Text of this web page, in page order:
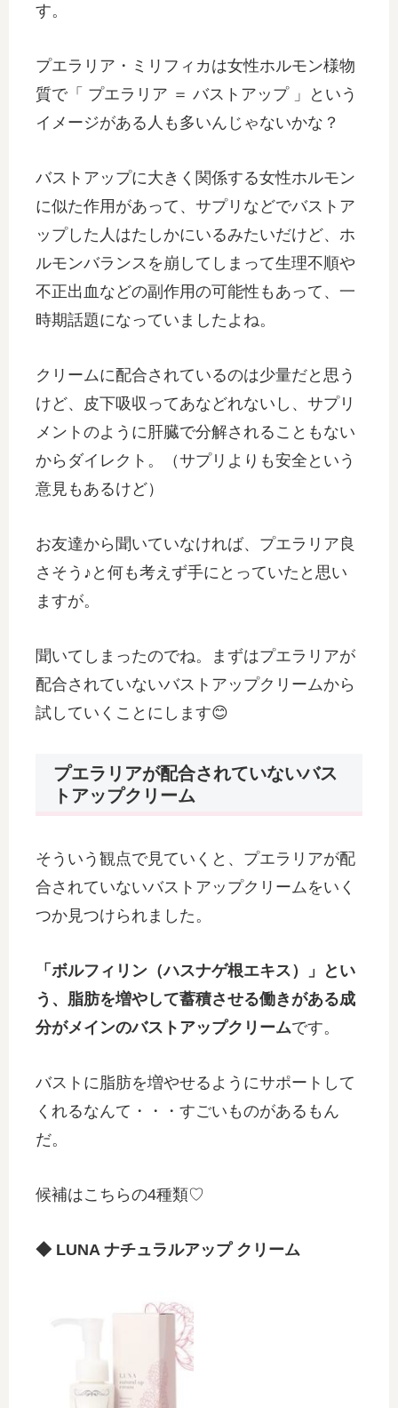
す。
プエラリア・ミリフィカは女性ホルモン様物
質で「 プエラリア ＝ バストアップ 」という
イメージがある人も多いんじゃないかな？
バストアップに大きく関係する女性ホルモン
に似た作用があって、サプリなどでバストア
ップした人はたしかにいるみたいだけど、ホ
ルモンバランスを崩してしまって生理不順や
不正出血などの副作用の可能性もあって、一
時期話題になっていましたよね。
クリームに配合されているのは少量だと思う
けど、皮下吸収ってあなどれないし、サプリ
メントのように肝臓で分解されることもない
からダイレクト。（サプリよりも安全という
意見もあるけど）
お友達から聞いていなければ、プエラリア良
さそう♪と何も考えず手にとっていたと思い
ますが。
聞いてしまったのでね。まずはプエラリアが
配合されていないバストアップクリームから
試していくことにします😊
プエラリアが配合されていないバス
トアップクリーム
そういう観点で見ていくと、プエラリアが配
合されていないバストアップクリームをいく
つか見つけられました。
「ボルフィリン（ハスナゲ根エキス）」とい
う、脂肪を増やして蓄積させる働きがある成
分がメインのバストアップクリームです。
バストに脂肪を増やせるようにサポートして
くれるなんて・・・すごいものがあるもん
だ。
候補はこちらの4種類♡
◆ LUNA ナチュラルアップ クリーム